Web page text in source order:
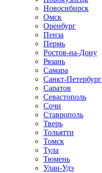
Новосибирск
Омск
Оренбург
Пенза
Пермь
Ростов-на-Дону
Рязань
Самара
Санкт-Петербург
Саратов
Севастополь
Сочи
Ставрополь
Тверь
Тольятти
Томск
Тула
Тюмень
Улан-Удэ